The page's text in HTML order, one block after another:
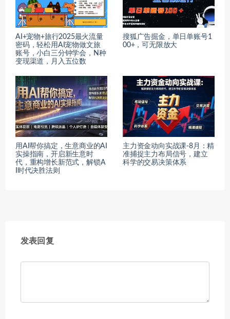
AI+宠物+旅行2025最火流量
密码，轻松用AI宠物做文旅
账号，小白三分钟学会，N种
变现渠道，月入五位数
搜狐广告掘金，单日单账号1
00+，可无限放大
用AI帮你搞定，生意商业的AI
实操指南，开启新生意时
代，重构增长新范式，解锁A
I时代决胜法则
主力资金动向实战课-8月：精
准捕捉主力布局信号，建立
科学的交易决策体系
发表回复